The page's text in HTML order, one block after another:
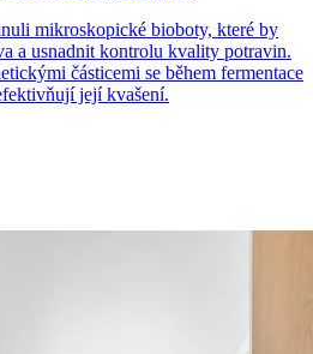
mikroskopické bioboty, které by
a usnadnit kontrolu kvality potravin.
částicemi se během fermentace
její kvašení.